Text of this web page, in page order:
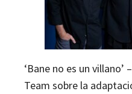
‘Bane no es un
Team sobre la